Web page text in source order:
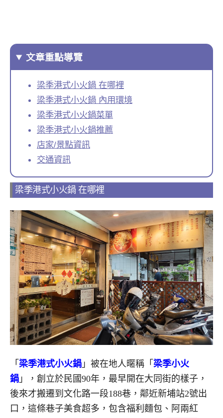
文章重點導覽
梁季港式小火鍋 在哪裡
梁季港式小火鍋 內用環境
梁季港式小火鍋菜單
梁季港式小火鍋推薦
店家/景點資訊
交通資訊
梁季港式小火鍋 在哪裡
「 梁季港式小火鍋 」被在地人暱稱「 梁季小火
鍋 」，創立於民國90年，最早開在大同街的樣子，
後來才搬遷到文化路一段188巷，鄰近新埔站2號出
口，這條巷子美食超多，包含福利麵包、阿兩紅